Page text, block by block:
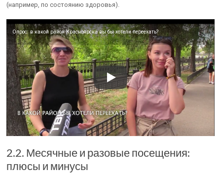
(например, по состоянию здоровья).
Опрос: в какой район Красноярска вы бы хотели переехать?
2.2. Месячные и разовые посещения:
плюсы и минусы